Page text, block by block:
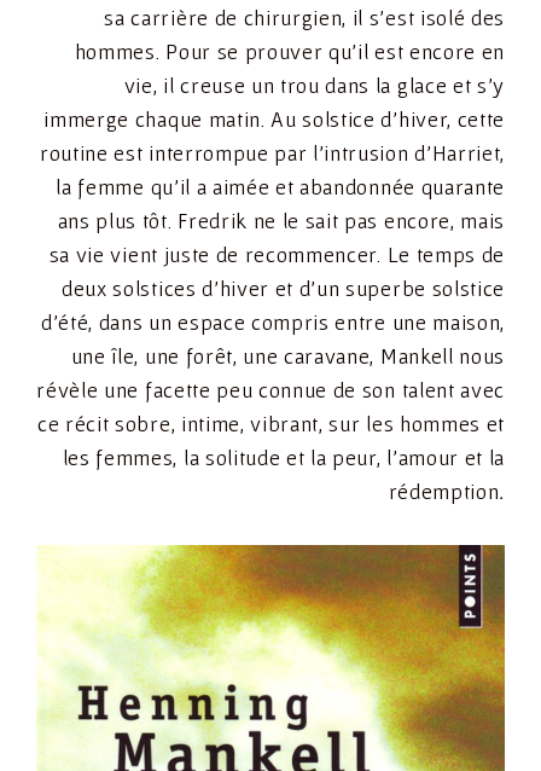
sa carrière de chirurgien, il s’est isolé des
hommes. Pour se prouver qu’il est encore en
vie, il creuse un trou dans la glace et s’y
immerge chaque matin. Au solstice d’hiver, cette
routine est interrompue par l’intrusion d’Harriet,
la femme qu’il a aimée et abandonnée quarante
ans plus tôt. Fredrik ne le sait pas encore, mais
sa vie vient juste de recommencer. Le temps de
deux solstices d’hiver et d’un superbe solstice
d’été, dans un espace compris entre une maison,
une île, une forêt, une caravane, Mankell nous
révèle une facette peu connue de son talent avec
ce récit sobre, intime, vibrant, sur les hommes et
les femmes, la solitude et la peur, l’amour et la
rédemption.